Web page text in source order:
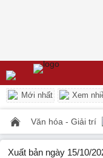
Mới nhất Xem
Văn hóa - Giải trí
Xuất bản ngày 15/10/